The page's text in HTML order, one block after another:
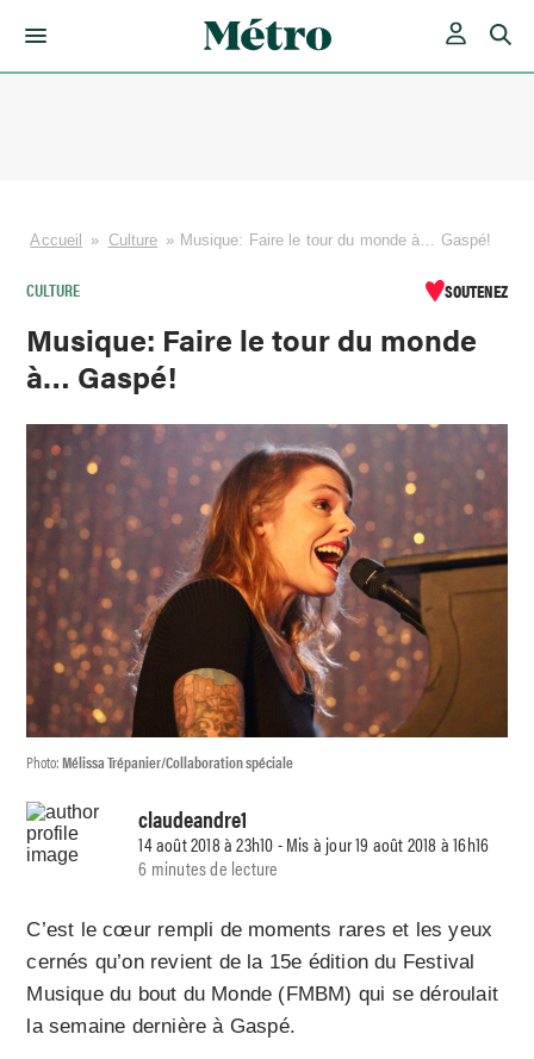
Accueil » Culture » Musique: Faire le tour du monde à… Gaspé!
CULTURE SOUTENEZ
Musique: Faire le tour du monde
à… Gaspé!
Photo:Mélissa Trépanier/Collaboration spéciale
claudeandre1
14 août 2018 à 23h10 - Mis à jour 19 août 2018 à 16h16
6 minutes de lecture
C’est le cœur rempli de moments rares et les yeux
cernés qu’on revient de la 15e édition du Festival
Musique du bout du Monde (FMBM) qui se déroulait
la semaine dernière à Gaspé.